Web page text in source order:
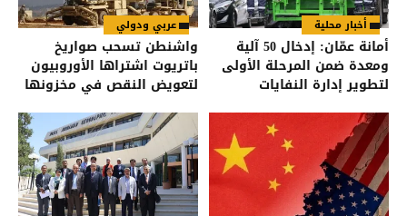
أخبار محلية
أمانة عمّان: إدخال 50 آلية
ومعدة ضمن المرحلة الأولى
لتطوير إدارة النفايات
عربي ودولي
واشنطن تسحب صواريخ
باتريوت اشتراها الأوروبيون
لتعويض النقص في مخزونها